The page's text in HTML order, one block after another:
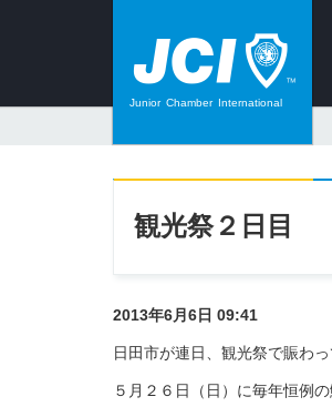
Junior Chamber International
観光祭２日目
2013年6月6日 09:41
日田市が連日、観光祭で賑わっ
５月２６日（日）に毎年恒例